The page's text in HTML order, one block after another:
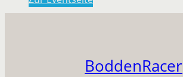
BoddenRacer